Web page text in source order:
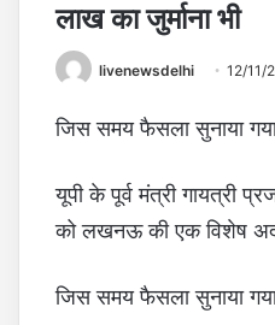
लाख का जुर्माना भी
livenewsdelhi 12/11/
जिस समय फैसला सुनाया
यूपी के पूर्व मंत्री गायत्री
को लखनऊ की एक विशेष
जिस समय फैसला सुनाया